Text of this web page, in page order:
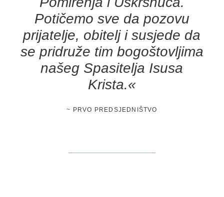
Potičemo sve da pozovu
prijatelje, obitelj i susjede da
se pridruže tim bogoštovljima
našeg Spasitelja Isusa
Krista.«
~ PRVO PREDSJEDNIŠTVO